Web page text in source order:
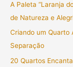
r
p
o
r
:
A Paleta “Laranja
de Natureza e
Criando um Quarto
Separação
20 Quartos